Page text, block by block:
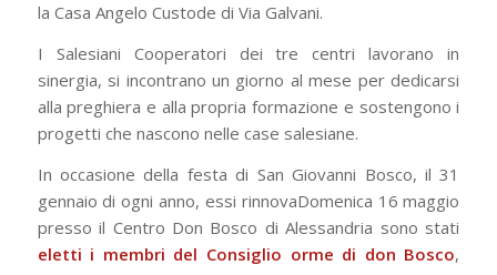
la Casa Angelo Custode di Via Galvani.
I Salesiani Cooperatori dei tre centri lavorano in
sinergia, si incontrano un giorno al mese per dedicarsi
alla preghiera e alla propria formazione e sostengono i
progetti che nascono nelle case salesiane.
In occasione della festa di San Giovanni Bosco, il 31
gennaio di ogni anno, essi rinnovaDomenica 16 maggio
presso il Centro Don Bosco di Alessandria sono stati
eletti i membri del Consiglio orme di don Bosco,